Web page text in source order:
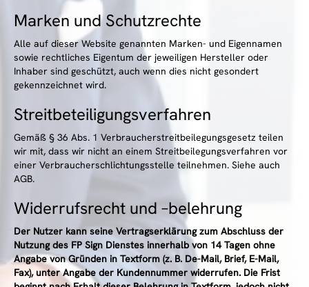
Marken und Schutzrechte
Alle auf dieser Website genannten Marken- und Eigennamen
sowie rechtliches Eigentum der jeweiligen Hersteller oder
Inhaber sind geschützt, auch wenn dies nicht gesondert
gekennzeichnet wird.
Streitbeteiligungsverfahren
Gemäß § 36 Abs. 1 Verbraucherstreitbeilegungsgesetz teilen
wir mit, dass wir nicht an einem Streitbeilegungsverfahren vor
einer Verbraucherschlichtungsstelle teilnehmen. Siehe auch
AGB.
Widerrufsrecht und –belehrung
Der Nutzer kann seine Vertragserklärung zum Abschluss der
Nutzung des FP Sign Dienstes innerhalb von 14 Tagen ohne
Angabe von Gründen in Textform (z. B. De-Mail, Brief, E-Mail,
Fax), unter Angabe der Kundennummer widerrufen. Die Frist